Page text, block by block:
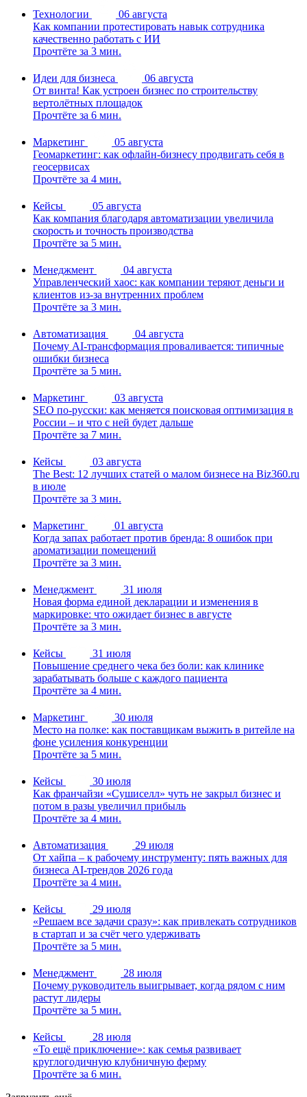
Технологии
06 августа
Как компании протестировать навык сотрудника
качественно работать с ИИ
Прочтёте за 3 мин.
Идеи для бизнеса
06 августа
От винта! Как устроен бизнес по строительству
вертолётных площадок
Прочтёте за 6 мин.
Маркетинг
05 августа
Геомаркетинг: как офлайн-бизнесу продвигать себя в
геосервисах
Прочтёте за 4 мин.
Кейсы
05 августа
Как компания благодаря автоматизации увеличила
скорость и точность производства
Прочтёте за 5 мин.
Менеджмент
04 августа
Управленческий хаос: как компании теряют деньги и
клиентов из-за внутренних проблем
Прочтёте за 3 мин.
Автоматизация
04 августа
Почему AI-трансформация проваливается: типичные
ошибки бизнеса
Прочтёте за 5 мин.
Маркетинг
03 августа
SEO по-русски: как меняется поисковая оптимизация в
России – и что с ней будет дальше
Прочтёте за 7 мин.
Кейсы
03 августа
The Best: 12 лучших статей о малом бизнесе на Biz360.ru
в июле
Прочтёте за 3 мин.
Маркетинг
01 августа
Когда запах работает против бренда: 8 ошибок при
ароматизации помещений
Прочтёте за 3 мин.
Менеджмент
31 июля
Новая форма единой декларации и изменения в
маркировке: что ожидает бизнес в августе
Прочтёте за 3 мин.
Кейсы
31 июля
Повышение среднего чека без боли: как клинике
зарабатывать больше с каждого пациента
Прочтёте за 4 мин.
Маркетинг
30 июля
Место на полке: как поставщикам выжить в ритейле на
фоне усиления конкуренции
Прочтёте за 5 мин.
Кейсы
30 июля
Как франчайзи «Сушиселл» чуть не закрыл бизнес и
потом в разы увеличил прибыль
Прочтёте за 4 мин.
Автоматизация
29 июля
От хайпа – к рабочему инструменту: пять важных для
бизнеса AI-трендов 2026 года
Прочтёте за 4 мин.
Кейсы
29 июля
«Решаем все задачи сразу»: как привлекать сотрудников
в стартап и за счёт чего удерживать
Прочтёте за 5 мин.
Менеджмент
28 июля
Почему руководитель выигрывает, когда рядом с ним
растут лидеры
Прочтёте за 5 мин.
Кейсы
28 июля
«То ещё приключение»: как семья развивает
круглогодичную клубничную ферму
Прочтёте за 6 мин.